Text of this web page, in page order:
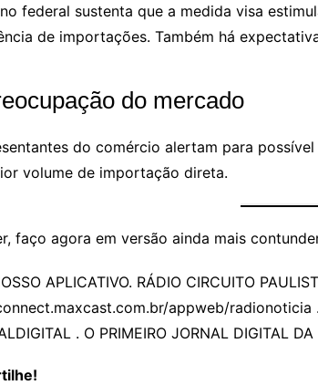
federal sustenta que a medida visa
de importações. Também há
do mercado
do comércio alertam para
volume de importação direta.
faço agora em versão ainda mais
APLICATIVO. RÁDIO CIRCUITO
appweb/radionoticia
. O PRIMEIRO JORNAL DIGITAL